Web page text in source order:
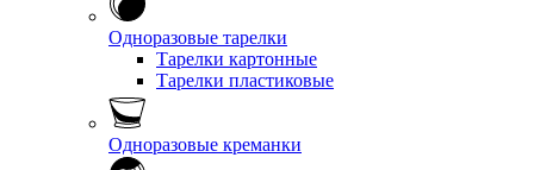
Одноразовые тарелки
Тарелки картонные
Тарелки пластиковые
Одноразовые креманки